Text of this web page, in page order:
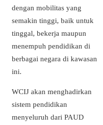
dengan mobilitas yang
semakin tinggi, baik untuk
tinggal, bekerja maupun
menempuh pendidikan di
berbagai negara di kawasan
ini.
WCIJ akan menghadirkan
sistem pendidikan
menyeluruh dari PAUD